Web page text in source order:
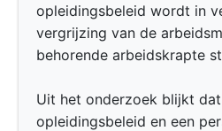
opleidingsbeleid wordt in
vergrijzing van de
behorende arbeidskrapte
Uit het onderzoek blijkt
opleidingsbeleid en een